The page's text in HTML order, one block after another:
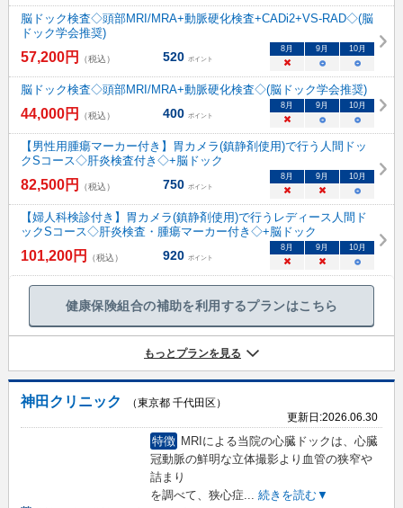
脳ドック検査◇頭部MRI/MRA+動脈硬化検査+CADi2+VS-RAD◇(脳
ドック学会推奨)
57,200円 （税込） 520 ポイント
8月 9月 10月
× ○ ○
脳ドック検査◇頭部MRI/MRA+動脈硬化検査◇(脳ドック学会推奨)
44,000円 （税込） 400 ポイント
8月 9月 10月
× ○ ○
【男性用腫瘍マーカー付き】胃カメラ(鎮静剤使用)で行う人間ドッ
クSコース◇肝炎検査付き◇+脳ドック
82,500円 （税込） 750 ポイント
8月 9月 10月
× × ○
【婦人科検診付き】胃カメラ(鎮静剤使用)で行うレディース人間ド
ックSコース◇肝炎検査・腫瘍マーカー付き◇+脳ドック
101,200円 （税込） 920 ポイント
8月 9月 10月
× × ○
健康保険組合の補助を利用するプランはこちら
もっとプランを見る
神田クリニック
（東京都 千代田区）
更新日:2026.06.30
特徴 MRIによる当院の心臓ドックは、心臓
冠動脈の鮮明な立体撮影より血管の狭窄や
詰まり
を調べて、狭心症
続きを読む▼